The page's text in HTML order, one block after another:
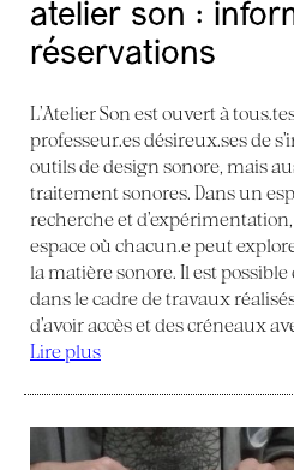
atelier son :
réservations
L’Atelier Son est ouvert à
professeur.es désireux.ses de
outils de design sonore, mais
traitement sonores. Dans un
recherche et
espace où chacun.e peut
la matière sonore. Il est
dans le cadre de travaux
d’avoir accès et des créneaux
Lire plus